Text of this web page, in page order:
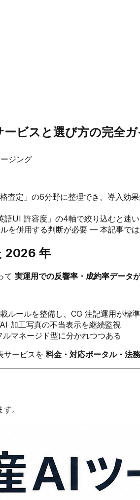
ビスと選び方の完全ガ
ジング
定」の6分野に整理でき、導入効
語UI 許容度」の4軸で絞り込むと迷
を併用する判断が必要 — 本記事で
2026 年
て 実運用での反響率・成約率データ
ルールを整備し、CG 注記運用が標
加工写真の不当表示を継続監視
マネージド型に分かれつつある
サービスを 料金・対応ポータル・法
。